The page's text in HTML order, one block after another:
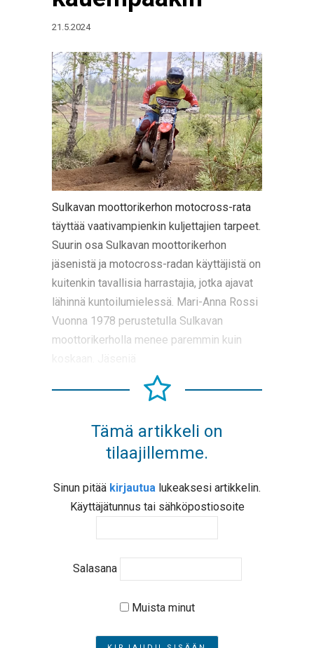
21.5.2024
Sulkavan moottorikerhon motocross-rata
täyttää vaativampienkin kuljettajien tarpeet.
Suurin osa Sulkavan moottorikerhon
jäsenistä ja motocross-radan käyttäjistä on
kuitenkin tavallisia harrastajia, jotka ajavat
lähinnä kuntoilumielessä. Mari-Anna Rossi
Vuonna 1978 perustetulla Sulkavan
moottorikerholla menee paremmin kuin
Tämä artikkeli on
tilaajillemme.
Sinun pitää kirjautua lukeaksesi artikkelin.
Käyttäjätunnus tai sähköpostiosoite
Salasana
Muista minut